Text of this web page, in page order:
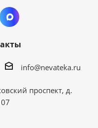
info@nevateka.ru
проспект, д.